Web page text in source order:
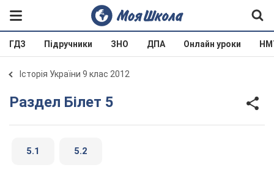
ГДЗ Підручники ЗНО ДПА Онлайн уроки
Історія України 9 клас 2012
Раздел Білет 5
5.1 5.2